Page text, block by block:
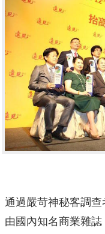
通過嚴苛神秘客調
由國內知名商業雜